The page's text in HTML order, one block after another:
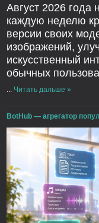
Август 2026 года
каждую неделю
версии своих
изображений,
искусственный
обычных
... Читать дальше »
BotHub — агрегатор